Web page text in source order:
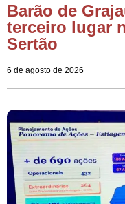
Barão de
terceiro lugar
Sertão
6 de agosto de 2026